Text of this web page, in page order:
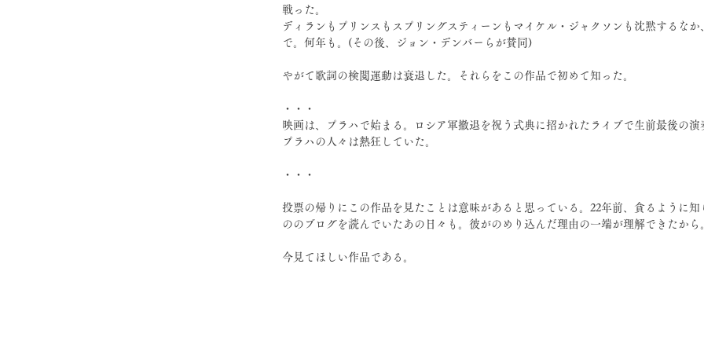
戦った。
ディランもプリンスもスプリングスティーンもマイケル・ジャクソンも沈黙するなか
で。何年も。(その後、ジョン・デンバーらが賛同)
やがて歌詞の検閲運動は衰退した。それらをこの作品で初めて知った。
・・・
映画は、プラハで始まる。ロシア軍撤退を祝う式典に招かれたライブで生前最後の演
プラハの人々は熱狂していた。
・・・
投票の帰りにこの作品を見たことは意味があると思っている。22年前、貪るように知
ののブログを読んでいたあの日々も。彼がのめり込んだ理由の一端が理解できたから
今見てほしい作品である。